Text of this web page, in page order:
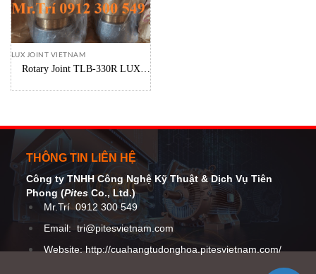
LUX JOINT VIETNAM
Rotary Joint TLB-330R LUX
THÔNG TIN LIÊN HỆ
Công ty TNHH Công Nghệ Kỹ Thuật& Dịch Vụ Tiên
Phong (Pites Co., Ltd.)
Mr.Trí 0912 300 549
Email:tri@pitesvietnam.com
Website: http://cuahangtudonghoa.pitesvietnam.com/